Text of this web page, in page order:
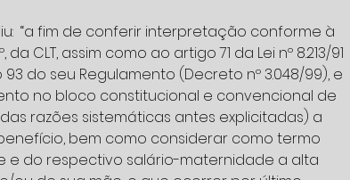
“a fim de conferir interpretação conforme à
CLT, assim como ao artigo 71 da Lei nº 8.213/91
do seu Regulamento (Decreto nº 3.048/99), e
no bloco constitucional e convencional de
razões sistemáticas antes explicitadas) a
bem como considerar como termo
e do respectivo salário-maternidade a alta